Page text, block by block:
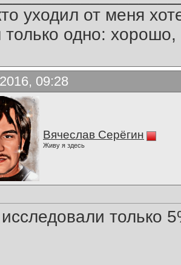
уходил от меня
только одно:
09:28
Вячеслав Серёгин
Живу я здесь
только